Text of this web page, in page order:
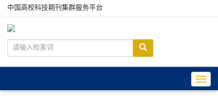
中国高校科技期刊集群服务平台